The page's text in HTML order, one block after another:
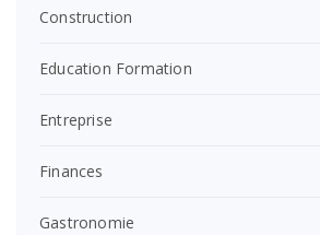
Construction
Education Formation
Entreprise
Finances
Gastronomie